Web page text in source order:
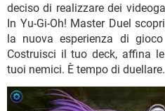
deciso di realizzare dei
In Yu-Gi-Oh! Master Duel
la nuova esperienza di
Costruisci il tuo deck, affina
tuoi nemici. È tempo di duellare.